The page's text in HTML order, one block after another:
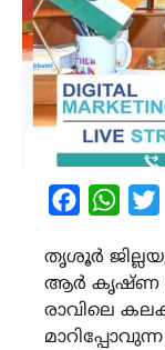
Facebook
തൃശൂർ
ആര്‍ കൃഷ്ണ
രാവിലെ